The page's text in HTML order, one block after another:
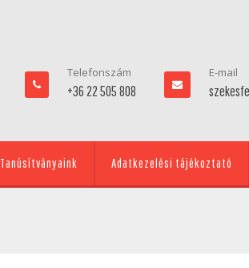
Telefonszám
+36 22 505 808
E-mail
Tanúsítványaink Adatkezelési tájékoztató